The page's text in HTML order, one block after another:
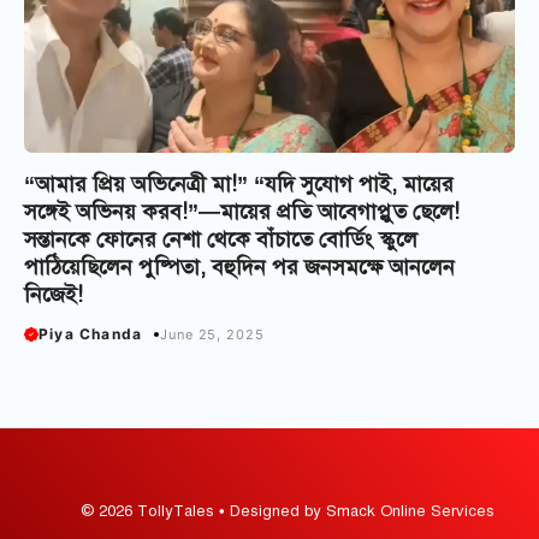
“আমার প্রিয় অভিনেত্রী মা!” “যদি সুযোগ পাই, মায়ের
সঙ্গেই অভিনয় করব!”—মায়ের প্রতি আবেগাপ্লুত ছেলে!
সন্তানকে ফোনের নেশা থেকে বাঁচাতে বোর্ডিং স্কুলে
পাঠিয়েছিলেন পুষ্পিতা, বহুদিন পর জনসমক্ষে আনলেন
নিজেই!
Piya Chanda June 25, 2025
© 2026 TollyTales • Designed by Smack Online Services